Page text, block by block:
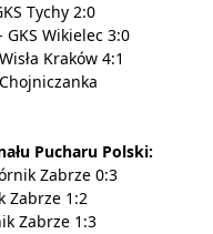
Tychy 2:0
GKS Wikielec 3:0
Kraków 4:1
Pucharu Polski:
Zabrze 0:3
Zabrze 1:2
Zabrze 1:3